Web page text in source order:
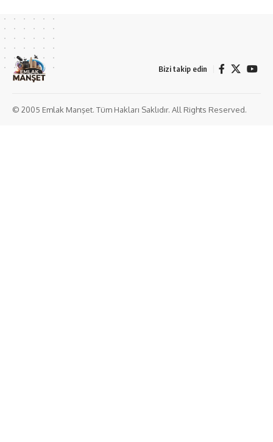
Bizi takip edin
© 2005 Emlak Manşet. Tüm Hakları Saklıdır. All Rights Reserved.